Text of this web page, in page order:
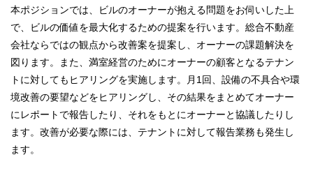
本ポジションでは、ビルのオーナーが抱える問題をお伺いした上
で、ビルの価値を最大化するための提案を行います。総合不動産
会社ならではの観点から改善案を提案し、オーナーの課題解決を
図ります。また、満室経営のためにオーナーの顧客となるテナン
トに対してもヒアリングを実施します。月1回、設備の不具合や環
境改善の要望などをヒアリングし、その結果をまとめてオーナー
にレポートで報告したり、それをもとにオーナーと協議したりし
ます。改善が必要な際には、テナントに対して報告業務も発生し
ます。